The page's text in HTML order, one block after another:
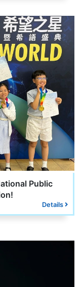
Public
Details